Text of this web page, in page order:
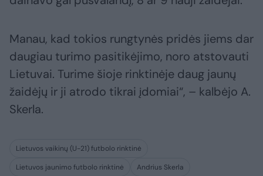
Manau, kad tokios rungtynės pridės jiems dar
daugiau turimo pasitikėjimo, noro atstovauti
Lietuvai. Turime šioje rinktinėje daug jaunų
žaidėjų ir ji atrodo tikrai įdomiai“, – kalbėjo A.
Skerla.
Lietuvos vaikinų (U-21) futbolo rinktinė
Lietuvos jaunimo futbolo rinktinė
Andrius Skerla